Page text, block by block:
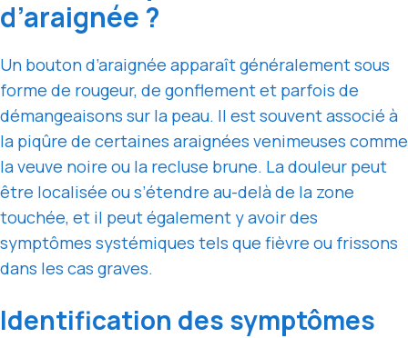
d’araignée ?
Un bouton d’araignée apparaît généralement sous
forme de rougeur, de gonflement et parfois de
démangeaisons sur la peau. Il est souvent associé à
la piqûre de certaines araignées venimeuses comme
la veuve noire ou la recluse brune. La douleur peut
être localisée ou s’étendre au-delà de la zone
touchée, et il peut également y avoir des
symptômes systémiques tels que fièvre ou frissons
dans les cas graves.
Identification des symptômes